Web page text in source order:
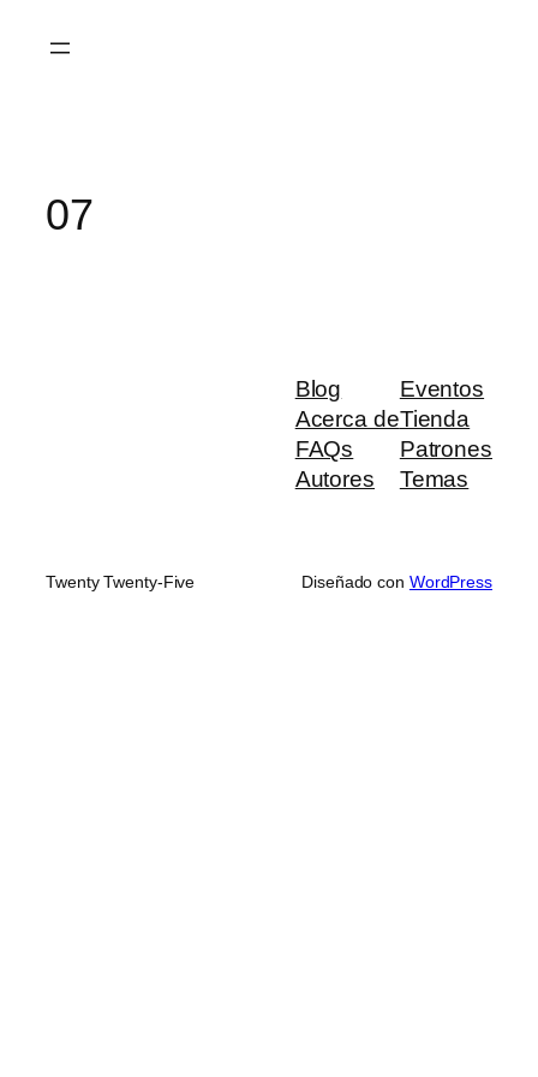
07
Blog
Acerca de
FAQs
Autores
Eventos
Tienda
Patrones
Temas
Twenty Twenty-Five Diseñado con WordPress